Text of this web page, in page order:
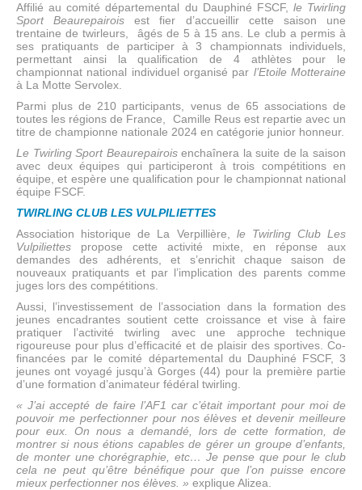
Affilié au comité départemental du Dauphiné FSCF, le Twirling
Sport Beaurepairois est fier d’accueillir cette saison une
trentaine de twirleurs, âgés de 5 à 15 ans. Le club a permis à
ses pratiquants de participer à 3 championnats individuels,
permettant ainsi la qualification de 4 athlètes pour le
championnat national individuel organisé par l’Etoile Motteraine
à La Motte Servolex.
Parmi plus de 210 participants, venus de 65 associations de
toutes les régions de France, Camille Reus est repartie avec un
titre de championne nationale 2024 en catégorie junior honneur.
Le Twirling Sport Beaurepairoisenchaînera la suite de la saison
avec deux équipes qui participeront à trois compétitions en
équipe, et espère une qualification pour le championnat national
équipe FSCF.
TWIRLING CLUB LES VULPILIETTES
Association historique de La Verpillière,
le Twirling Club Les
Vulpiliettes propose cette activité mixte, en réponse aux
demandes des adhérents, et s’enrichit chaque saison de
nouveaux pratiquants et par l’implication des parents comme
juges lors des compétitions.
Aussi, l’investissement de l’association dans la formation des
jeunes encadrantes soutient cette croissance et vise à faire
pratiquer l’activité twirling avec une approche technique
rigoureuse pour plus d’efficacité et de plaisir des sportives. Co-
financées par le comité départemental du Dauphiné FSCF, 3
jeunes ont voyagé jusqu’à Gorges (44) pour la première partie
d’une formation d’animateur fédéral twirling.
« J’ai accepté de faire l’AF1 car c’était important pour moi de
pouvoir me perfectionner pour nos élèves et devenir meilleure
pour eux. On nous a demandé, lors de cette formation, de
montrer si nous étions capables de gérer un groupe d’enfants,
de monter une chorégraphie, etc… Je pense que pour le club
cela ne peut qu’être bénéfique pour que l’on puisse encore
mieux perfectionner nos élèves. » explique Alizea.